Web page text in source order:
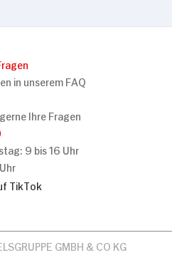
in unserem FAQ
Ihre Fragen
9 bis 16 Uhr
TikTok
GMBH & CO KG